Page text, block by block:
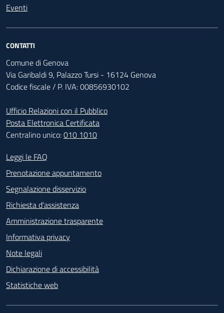
Eventi
CONTATTI
Comune di Genova
Via Garibaldi 9, Palazzo Tursi - 16124 Genova
Codice fiscale / P. IVA: 00856930102
Ufficio Relazioni con il Pubblico
Posta Elettronica Certificata
Centralino unico:010 1010
Footer - Contatti
Leggi le FAQ
Prenotazione appuntamento
Segnalazione disservizio
Richiesta d'assistenza
Amministrazione trasparente
Informativa privacy
Note legali
Dichiarazione di accessibilità
Statistiche web